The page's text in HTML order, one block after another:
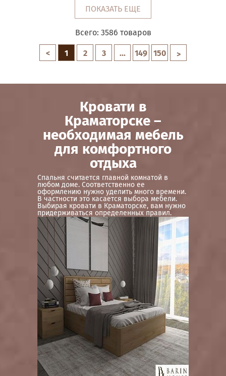
ПОКАЗАТЬ ЕЩЕ
Всего: 3586 товаров
< 1 2 3 ... 149 150 >
Кровати в
Краматорске –
необходимая мебель
для комфортного
отдыха
Спальня считается главной комнатой в
любом доме. Соответственно ее
оформлению нужно уделить много времени.
В частности это касается выбора мебели.
Выбирая кровати в Краматорске, вам нужно
придерживаться определенных правил.